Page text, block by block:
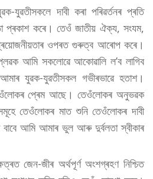
যুৱতীসকলে দাবী কৰা পৰিৱৰ্তনৰ প্ৰতি
প্ৰকাশ কৰে। তেওঁ জাতীয় ঐক্য, সংযম,
ওপৰত গুৰুত্ব আৰোপ কৰে।
আমি সকলোৱে আকোৱালি ল’ব লাগিব
যুৱক-যুৱতীসকল গভীৰভাৱে হতাশ।
প্ৰেম আছে। তেওঁলোকৰ অনুভৱক
তেওঁলোকৰ মাত শুনি তেওঁলোকৰ দাবী
বাবে আমি আমাৰ ভুল আৰু দুৰ্বলতা স্বীকাৰ
জেন-জীৰ অৰ্থপূৰ্ণ অংশগ্ৰহণ নিশ্চিত